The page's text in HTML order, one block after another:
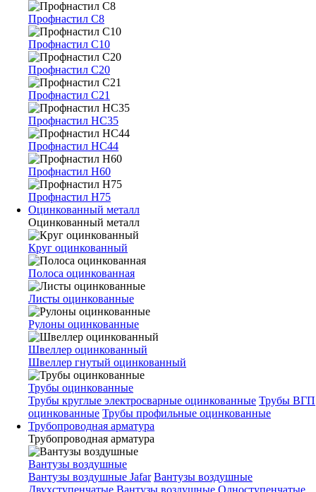
Профнастил С8
Профнастил С10
Профнастил С20
Профнастил С21
Профнастил НС35
Профнастил НС44
Профнастил Н60
Профнастил Н75
Оцинкованный металл
Оцинкованный металл
Круг оцинкованный
Полоса оцинкованная
Листы оцинкованные
Рулоны оцинкованные
Швеллер оцинкованный
Швеллер гнутый оцинкованный
Трубы оцинкованные
Трубы круглые электросварные оцинкованные Трубы ВГП
оцинкованные Трубы профильные оцинкованные
Трубопроводная арматура
Трубопроводная арматура
Вантузы воздушные
Вантузы воздушные Jafar Вантузы воздушные
Двухступенчатые Вантузы воздушные Одноступенчатые